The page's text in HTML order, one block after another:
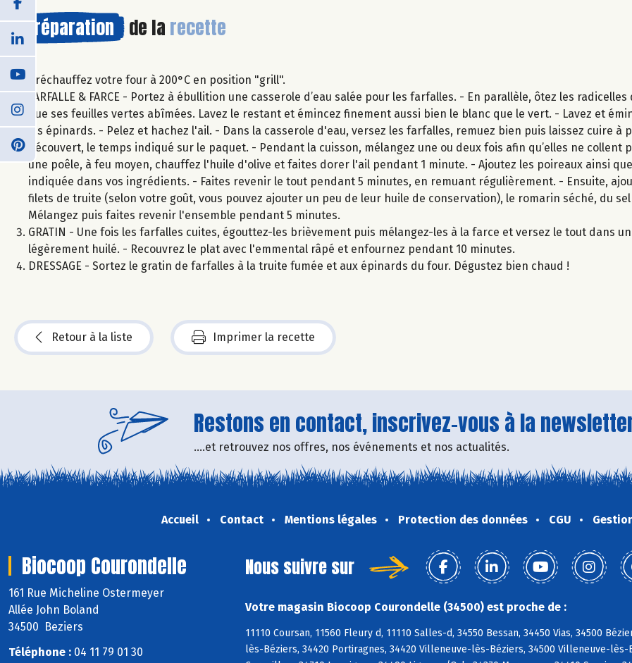
Préparation de la recette
Préchauffez votre four à 200°C en position "grill".
FARFALLE & FARCE - Portez à ébullition une casserole d’eau salée pour les farfalles. - En parallèle, ôtez les
que ses feuilles vertes abîmées. Lavez le restant et émincez finement aussi bien le blanc que le vert. - Lavez et
les épinards. - Pelez et hachez l'ail. - Dans la casserole d'eau, versez les farfalles, remuez bien puis laissez cuire à
découvert, le temps indiqué sur le paquet. - Pendant la cuisson, mélangez une ou deux fois afin qu’elles ne collent
une poêle, à feu moyen, chauffez l'huile d'olive et faites dorer l'ail pendant 1 minute. - Ajoutez les poireaux ainsi
indiquée dans vos ingrédients. - Faites revenir le tout pendant 5 minutes, en remuant régulièrement. - Ensuite,
filets de truite (selon votre goût, vous pouvez ajouter un peu de leur huile de conservation), le romarin séché, du
Mélangez puis faites revenir l'ensemble pendant 5 minutes.
GRATIN - Une fois les farfalles cuites, égouttez-les brièvement puis mélangez-les à la farce et versez le tout dans
légèrement huilé. - Recouvrez le plat avec l'emmental râpé et enfournez pendant 10 minutes.
DRESSAGE - Sortez le gratin de farfalles à la truite fumée et aux épinards du four. Dégustez bien chaud !
Retour à la liste Imprimer la recette
Restons en contact, inscrivez-vous à la
....et retrouvez nos offres, nos événements et nos actualités.
Accueil Contact Mentions légales Protection des données CGU
Biocoop Courondelle
161 Rue Micheline Ostermeyer
Allée John Boland
34500 Beziers
Téléphone : 04 11 79 01 30
Nous suivre sur
Votre magasin Biocoop Courondelle (34500) est proche de :
11110 Coursan, 11560 Fleury d, 11110 Salles-d, 34550 Bessan, 34450 Vias, 34500
lès-Béziers, 34420 Portiragnes, 34420 Villeneuve-lès-Béziers, 34500 Villeneuve-